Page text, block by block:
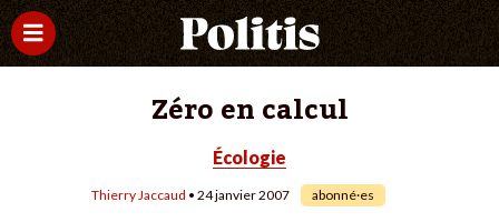
Zéro en calcul
Écologie
Thierry Jaccaud • 24 janvier 2007 abonné·es